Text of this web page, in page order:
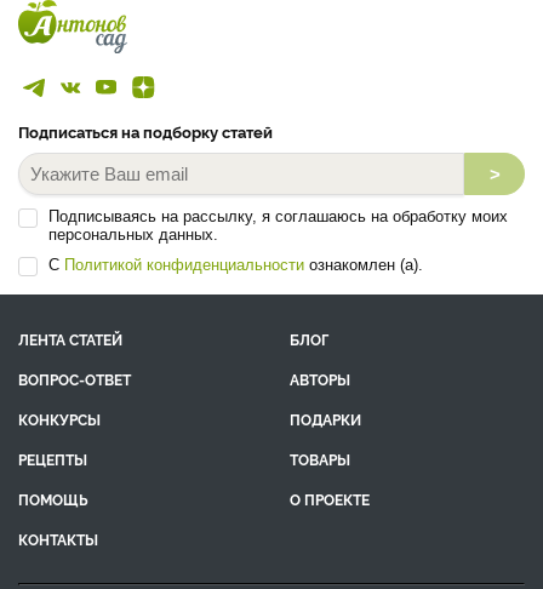
Подписаться на подборку статей
>
Подписываясь на рассылку, я соглашаюсь на обработку моих
персональных данных.
С Политикой конфиденциальности ознакомлен (а).
ЛЕНТА СТАТЕЙ
БЛОГ
ВОПРОС-ОТВЕТ
АВТОРЫ
КОНКУРСЫ
ПОДАРКИ
РЕЦЕПТЫ
ТОВАРЫ
ПОМОЩЬ
О ПРОЕКТЕ
КОНТАКТЫ